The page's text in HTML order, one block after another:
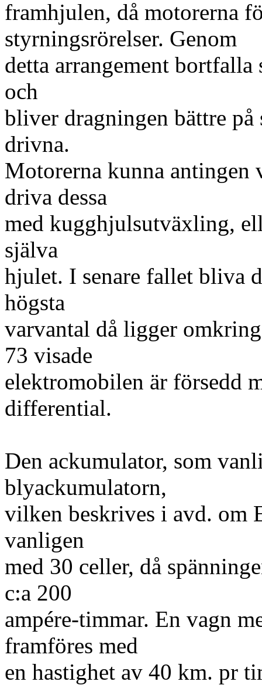
framhjulen, då motorerna
styrningsrörelser. Genom
detta arrangement
och
bliver dragningen bättre
drivna.
Motorerna kunna antingen
driva dessa
med kugghjulsutväxling,
själva
hjulet. I senare fallet bliva
högsta
varvantal då ligger
73 visade
elektromobilen är försedd
differential.
Den ackumulator, som
blyackumulatorn,
vilken beskrives i avd. om
vanligen
med 30 celler, då
c:a 200
ampére-timmar. En vagn
framföres med
en hastighet av 40 km. pr